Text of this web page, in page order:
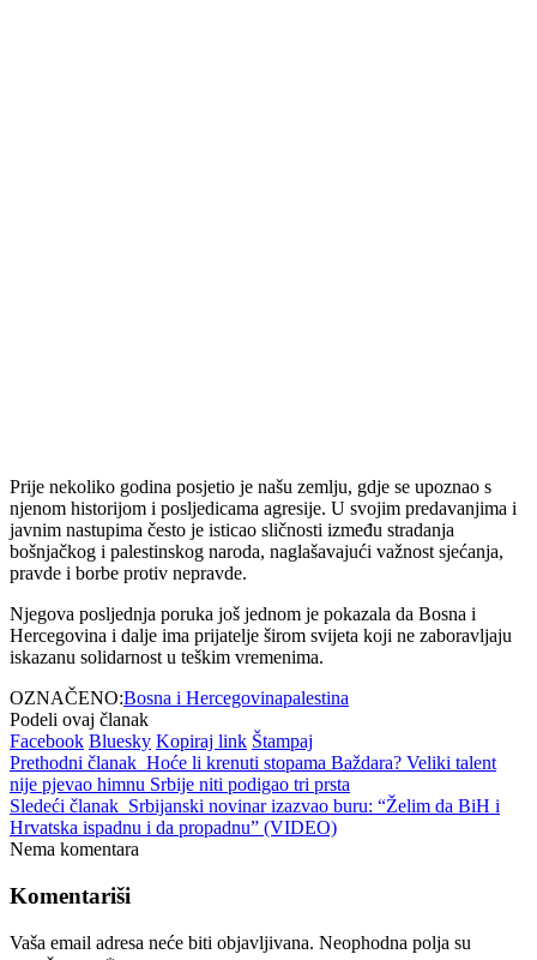
Prije nekoliko godina posjetio je našu zemlju, gdje se upoznao s
njenom historijom i posljedicama agresije. U svojim predavanjima i
javnim nastupima često je isticao sličnosti između stradanja
bošnjačkog i palestinskog naroda, naglašavajući važnost sjećanja,
pravde i borbe protiv nepravde.
Njegova posljednja poruka još jednom je pokazala da Bosna i
Hercegovina i dalje ima prijatelje širom svijeta koji ne zaboravljaju
iskazanu solidarnost u teškim vremenima.
OZNAČENO:Bosna i Hercegovinapalestina
Podeli ovaj članak
Facebook Bluesky Kopiraj link Štampaj
Prethodni članak Hoće li krenuti stopama Baždara? Veliki talent
nije pjevao himnu Srbije niti podigao tri prsta
Sledeći članak Srbijanski novinar izazvao buru: “Želim da BiH i
Hrvatska ispadnu i da propadnu” (VIDEO)
Nema komentara
Komentariši
Vaša email adresa neće biti objavljivana. Neophodna polja su